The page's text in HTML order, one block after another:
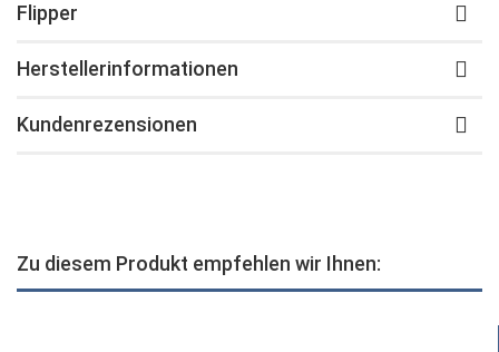
Flipper
Herstellerinformationen
Kundenrezensionen
Zu diesem Produkt empfehlen wir Ihnen: